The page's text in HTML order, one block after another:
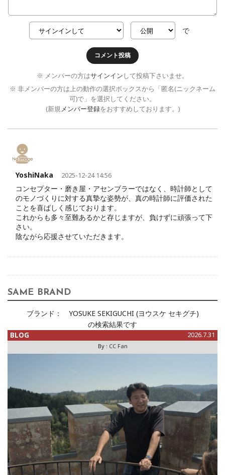
で
コメント投稿
※ メンバーの方はサインイン して投稿下さいませ。
※ 非メンバーの方は上の動作の選択ボックスから「匿名(ニックネーム
可)で」を選択してください。
(新規メンバー登録をおすすめしております。)
YoshiNaka 2025-12-24 14:56
コンセプター・磨き屋・アセンブラーではなく、時計師として
のモノづくりに対する真摯な姿勢が、真の時計師に評価された
ことを喜ばしく感じております。
これからも多々至難あるかと存じますが、負けずに頑張って下
さい。
陰ながら応援させていただきます。
SAME BRAND
ブランド：
YOSUKE SEKIGUCHI (ヨウスケ セキグチ)
の検索結果です
BLOG 2026.7.31
By : CC Fan